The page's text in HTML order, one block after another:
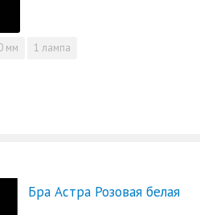
мм 1 лампа
Бра Астра Розовая белая